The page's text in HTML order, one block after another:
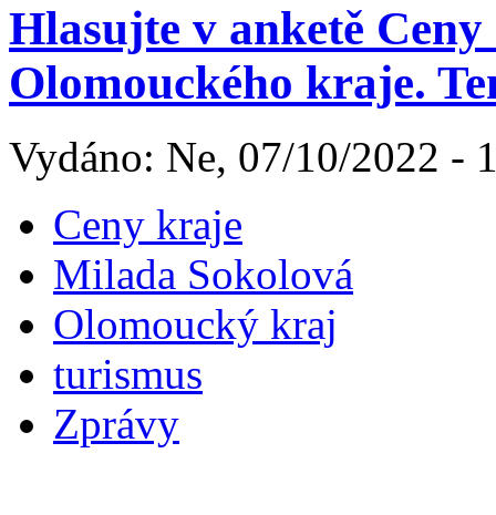
Hlasujte v anketě
Olomouckého kraje.
Vydáno: Ne, 07/10/2022 -
Ceny kraje
Milada Sokolová
Olomoucký kraj
turismus
Zprávy